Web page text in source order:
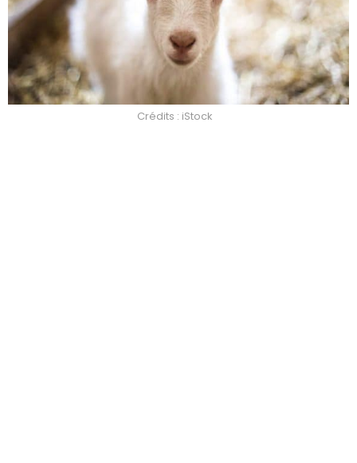
Crédits : iStock